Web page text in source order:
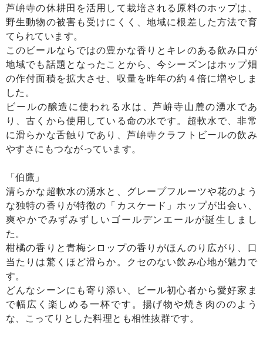
芦峅寺の休耕田を活用して栽培される原料のホップは、
野生動物の被害も受けにくく、地域に根差した方法で育
てられています。
このビールならではの豊かな香りとキレのある飲み口が
地域でも話題となったことから、今シーズンはホップ畑
の作付面積を拡大させ、収量を昨年の約４倍に増やしま
した。
ビールの醸造に使われる水は、芦峅寺山麓の湧水であ
り、古くから使用している命の水です。超軟水で、非常
に滑らかな舌触りであり、芦峅寺クラフトビールの飲み
やすさにもつながっています。
「伯鷹」
清らかな超軟水の湧水と、グレープフルーツや花のよう
な独特の香りが特徴の「カスケード」ホップが出会い、
爽やかでみずみずしいゴールデンエールが誕生しまし
た。
柑橘の香りと青梅シロップの香りがほんのり広がり、口
当たりは驚くほど滑らか。クセのない飲み心地が魅力で
す。
どんなシーンにも寄り添い、ビール初心者から愛好家ま
で幅広く楽しめる一杯です。揚げ物や焼き肉ののよう
な、こってりとした料理とも相性抜群です。